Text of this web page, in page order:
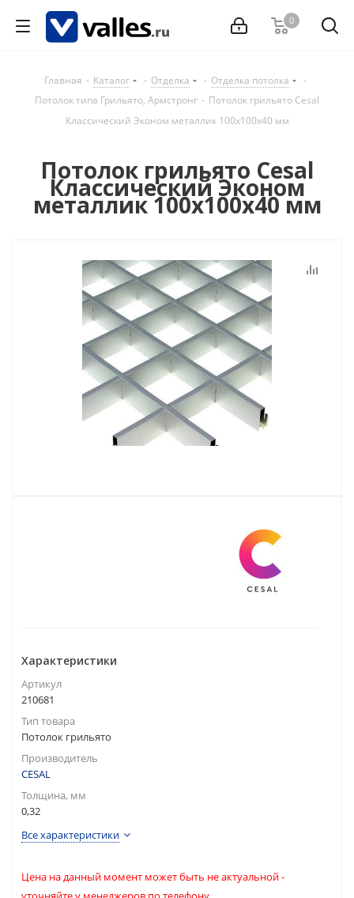
0
Главная - Каталог - Отделка - Отделка потолка
-
Потолок типа Грильято, Армстронг - Потолок грильято Cesal
Классический Эконом металлик 100х100х40 мм
Потолок грильято Cesal
Классический Эконом
металлик 100х100х40 мм
Характеристики
Артикул
210681
Тип товара
Потолок грильято
Производитель
CESAL
Толщина, мм
0,32
Все характеристики
Цена на данный момент может быть не актуальной -